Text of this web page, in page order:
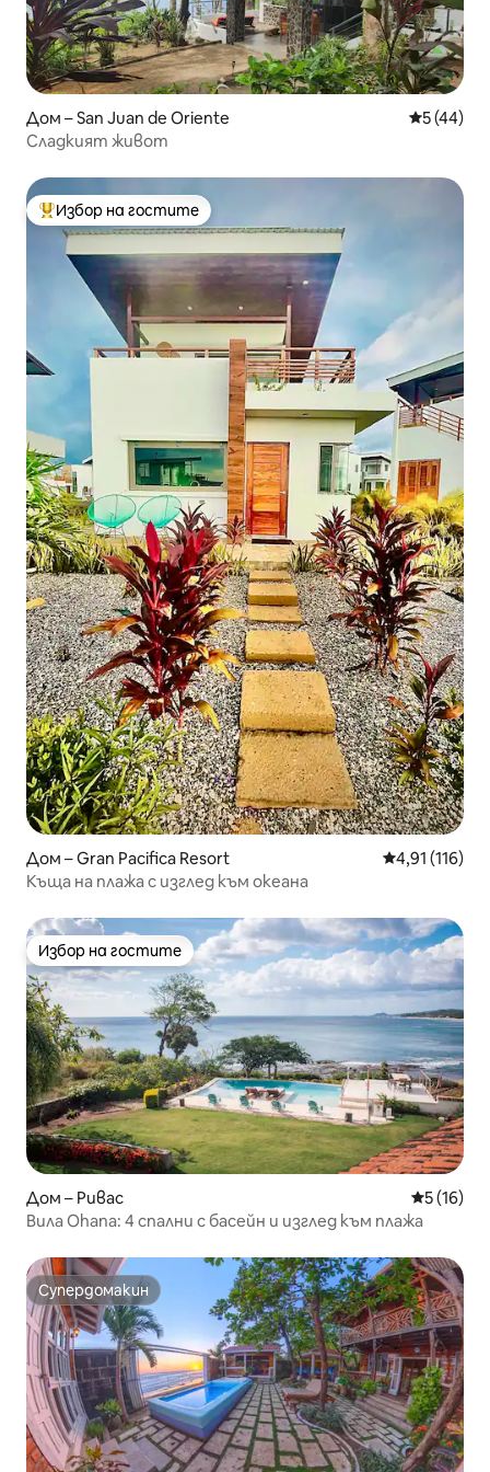
Дом – San Juan de Oriente Средна
5 (44)
Сладкият живот
Най-популярен избор на гостите
Избор на гостите
Дом – Gran Pacifica Resort Средна
4,91 (116)
Къща на плажа с изглед към океана
Избор на гостите
Избор на гостите
Дом – Ривас Средна
5 (16)
Вила Ohana: 4 спални с басейн и изглед към плажа
Супердомакин
Супердомакин